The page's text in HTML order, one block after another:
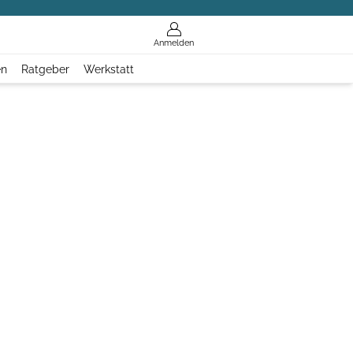
Anmelden
Ratgeber Werkstatt